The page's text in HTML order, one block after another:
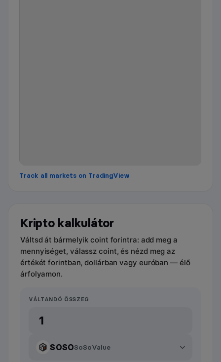
Track all markets on TradingView
Kripto kalkulátor
Váltsd át bármelyik coint forintra: add meg a
mennyiséget, válassz coint, és nézd meg az
értékét forintban, dollárban vagy euróban — élő
árfolyamon.
VÁLTANDÓ ÖSSZEG
SOSOSoSoValue